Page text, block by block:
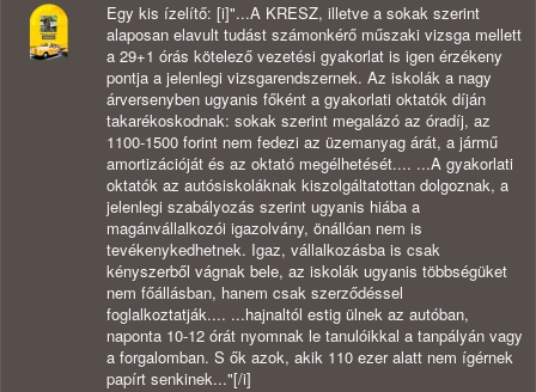
Egy kis ízelítő: [i]"...A KRESZ, illetve a sokak szerint
alaposan elavult tudást számonkérő műszaki vizsga mellett
a 29+1 órás kötelező vezetési gyakorlat is igen érzékeny
pontja a jelenlegi vizsgarendszernek. Az iskolák a nagy
árversenyben ugyanis főként a gyakorlati oktatók díján
takarékoskodnak: sokak szerint megalázó az óradíj, az
1100-1500 forint nem fedezi az üzemanyag árát, a jármű
amortizációját és az oktató megélhetését.... ...A gyakorlati
oktatók az autósiskoláknak kiszolgáltatottan dolgoznak, a
jelenlegi szabályozás szerint ugyanis hiába a
magánvállalkozói igazolvány, önállóan nem is
tevékenykedhetnek. Igaz, vállalkozásba is csak
kényszerből vágnak bele, az iskolák ugyanis többségüket
nem főállásban, hanem csak szerződéssel
foglalkoztatják.... ...hajnaltól estig ülnek az autóban,
naponta 10-12 órát nyomnak le tanulóikkal a tanpályán vagy
a forgalomban. S ők azok, akik 110 ezer alatt nem ígérnek
papírt senkinek..."[/i]